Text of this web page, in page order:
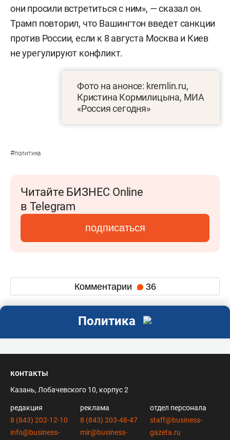
они просили встретиться с ним», — сказал он.
Трамп повторил, что Вашингтон введет санкции
против России, если к 8 августа Москва и Киев
не урегулируют конфликт.
Фото на анонсе: kremlin.ru,
Кристина Кормилицына, МИА
«Россия сегодня»
#политика
Читайте БИЗНЕС Online
в Telegram
подписаться
Комментарии 36
Политика
контакты
Казань, Лобачевского 10, корпус 2
редакция
8 (843) 202-12-10
info@business-
реклама
8 (843) 203-48-47
mir@business-
отдел персонала
staff@business-
gazeta.ru